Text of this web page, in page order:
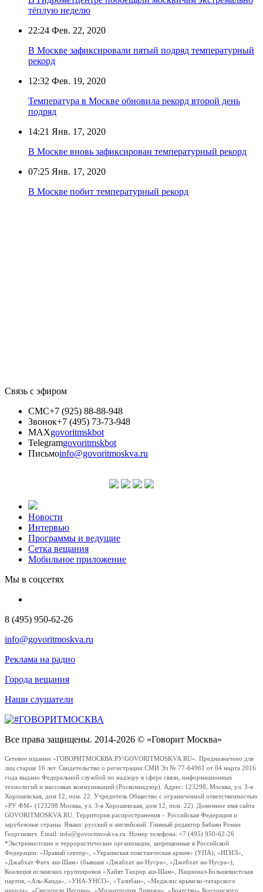
тёплую неделю
22:24 Фев. 22, 2020
В Москве зафиксировали пятый подряд температурный
рекорд
12:32 Фев. 19, 2020
Температура в Москве обновила рекорд второй день
подряд
14:21 Янв. 17, 2020
В Москве вновь зафиксирован температурный рекорд
07:25 Янв. 17, 2020
В Москве побит температурный рекорд
Связь с эфиром
СМС+7 (925) 88-88-948
Звонок+7 (495) 73-73-948
MAXgovoritmskbot
Telegramgovoritmskbot
Письмоinfo@govoritmoskva.ru
Новости
Интервью
Программы и ведущие
Сетка вещания
Мобильное приложение
Мы в соцсетях
8 (495) 950-62-26
info@govoritmoskva.ru
Реклама на радио
Города вещания
Наши слушатели
Все права защищены. 2014-2026 © «Говорит Москва»
Сетевое издание «ГОВОРИТМОСКВА.РУ/GOVORITMOSKVA.RU». Предназначено для
лиц старше 16 лет. Свидетельство о регистрации СМИ Эл № 77-64961 от 04 марта 2016
года выдано Федеральной службой по надзору в сфере связи, информационных
технологий и массовых коммуникаций (Роскомнадзор). Адрес: 123298, Москва, ул. 3-я
Хорошевская, дом 12, пом. 22. Учредитель Общество с ограниченной ответственностью
«РУ ФМ» (123298 Москва, ул. 3-я Хорошевская, дом 12, пом. 22). Доменное имя сайта
GOVORITMOSKVA.RU. Территория распространения – Российская Федерация и
зарубежные страны. Языки: русский и английский. Главный редактор Бабаян Роман
Георгиевич. Email: info@govoritmoskva.ru. Номер телефона: +7 (495) 950-62-26
*Экстремистские и террористические организации, запрещенные в Российской
Федерации: «Правый сектор», «Украинская повстанческая армия» (УПА), «ИГИЛ»,
«Джабхат Фатх аш-Шам» (бывшая «Джабхат ан-Нусра», «Джебхат ан-Нусра»),
Коалиция исламских группировок «Хайят Тахрир аш-Шам», Национал-Большевистская
партия, «Аль-Каида», «УНА-УНСО», «Талибан», «Меджлис крымско-татарского
народа», «Свидетели Иеговы», «Мизантропик Дивижн», «Братство» Корчинского,